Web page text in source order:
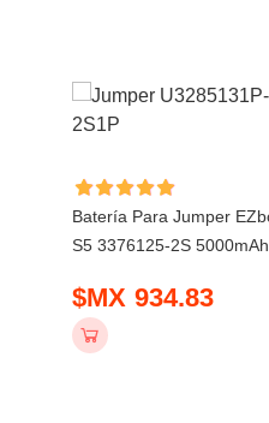
Batería Para Jumper
S5 3376125-2S 5000mAh
$MX 934.83